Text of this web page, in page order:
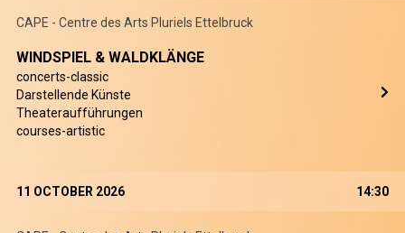
CAPE - Centre des Arts Pluriels Ettelbruck
WINDSPIEL & WALDKLÄNGE
concerts-classic
Darstellende Künste
Theateraufführungen
courses-artistic
11 OCTOBER 2026 14:30